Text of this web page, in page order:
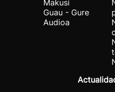
Makusi
Guau - Gure
Audioa